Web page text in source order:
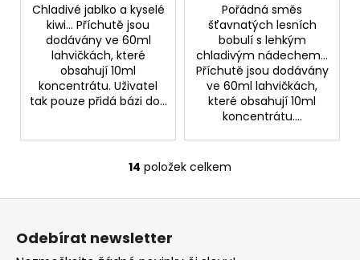
Chladivé jablko a kyselé
kiwi... Příchutě jsou
dodávány ve 60ml
lahvičkách, které
obsahují 10ml
koncentrátu. Uživatel
tak pouze přidá bázi do...
Pořádná směs
šťavnatých lesních
bobulí s lehkým
chladivým nádechem...
Příchutě jsou dodávány
ve 60ml lahvičkách,
které obsahují 10ml
koncentrátu....
O
v
14 položek celkem
Z
Odebírat newsletter